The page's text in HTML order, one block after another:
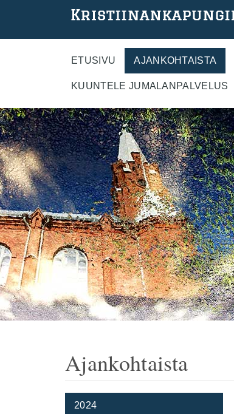
ETUSIVU AJANKOHTAISTA
KUUNTELE JUMALANPALVELUS
Ajankohtaista
2024